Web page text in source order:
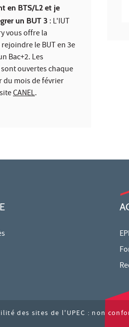
en BTS/L2 et je
un BUT 3 : L'IUT
vous offre la
le BUT en 3e
Bac+2. Les
ouvertes chaque
du mois de février
CANEL.
des sites de l'UPEC : non